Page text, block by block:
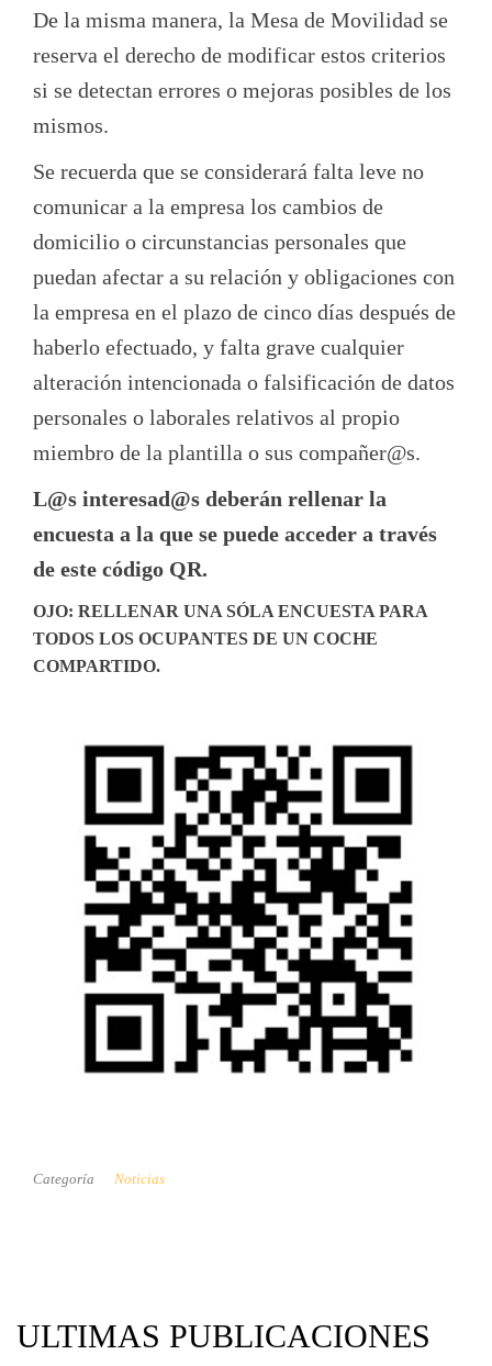
De la misma manera, la Mesa de Movilidad se
reserva el derecho de modificar estos criterios
si se detectan errores o mejoras posibles de los
mismos.
Se recuerda que se considerará falta leve no
comunicar a la empresa los cambios de
domicilio o circunstancias personales que
puedan afectar a su relación y obligaciones con
la empresa en el plazo de cinco días después de
haberlo efectuado, y falta grave cualquier
alteración intencionada o falsificación de datos
personales o laborales relativos al propio
miembro de la plantilla o sus compañer@s.
L@s interesad@s deberán rellenar la
encuesta a la que se puede acceder a través
de este código QR.
OJO: RELLENAR UNA SÓLA ENCUESTA PARA
TODOS LOS OCUPANTES DE UN COCHE
COMPARTIDO.
Categoría Noticias
ULTIMAS PUBLICACIONES